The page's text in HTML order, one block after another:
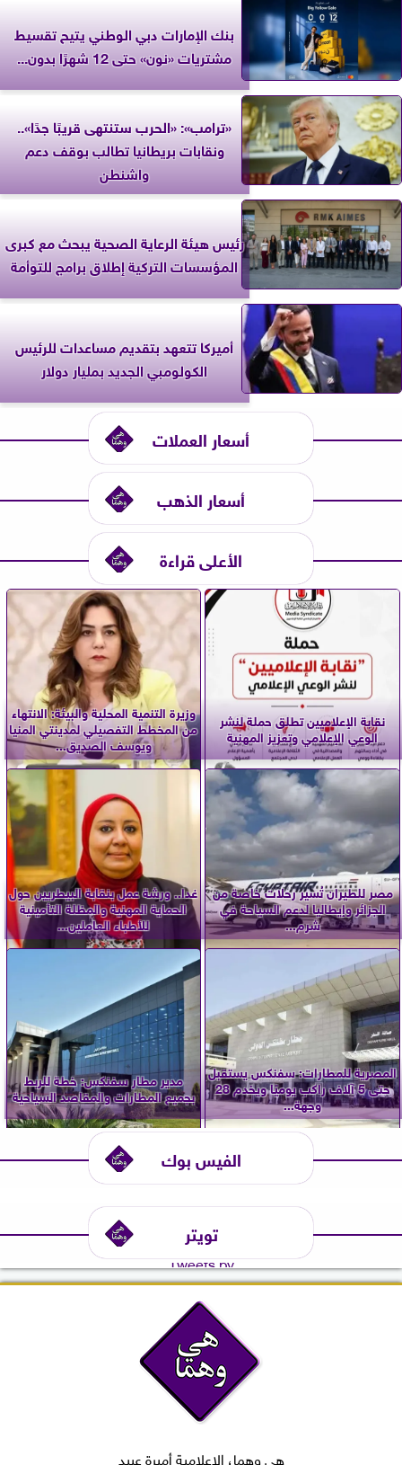
بنك الإمارات دبي الوطني يتيح تقسيط
مشتريات «نون» حتى 12 شهرًا بدون...
«ترامب»: «الحرب ستنتهى قريبًا جدًا»..
ونقابات بريطانيا تطالب بوقف دعم
واشنطن
رئيس هيئة الرعاية الصحية يبحث مع كبرى
المؤسسات التركية إطلاق برامج للتوأمة
أميركا تتعهد بتقديم مساعدات للرئيس
الكولومبي الجديد بمليار دولار
أسعار العملات
أسعار الذهب
الأعلى قراءة
نقابة الإعلاميين تطلق حملة لنشر
الوعي الإعلامي وتعزيز المهنية
وزيرة التنمية المحلية والبيئة: الانتهاء
من المخطط التفصيلي لمدينتي المنيا
ويوسف الصديق...
مصر للطيران تُسير رحلات خاصة من
الجزائر وإيطاليا لدعم السياحة في
شرم...
غدا.. ورشة عمل بنقابة البيطريين حول
الحماية المهنية والمظلة التأمينية
للأطباء العاملين...
المصرية للمطارات: سفنكس يستقبل
حتى 5 آلاف راكب يوميًا ويخدم 28
وجهة...
مدير مطار سفنكس: خطة للربط
بجميع المطارات والمقاصد السياحية
الفيس بوك
تويتر
Tweets by
هي وهما، الإعلامية أميرة عبيد